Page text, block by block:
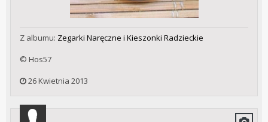
Z albumu: Zegarki Naręczne i Kieszonki Radzieckie
© Hos57
26 Kwietnia 2013